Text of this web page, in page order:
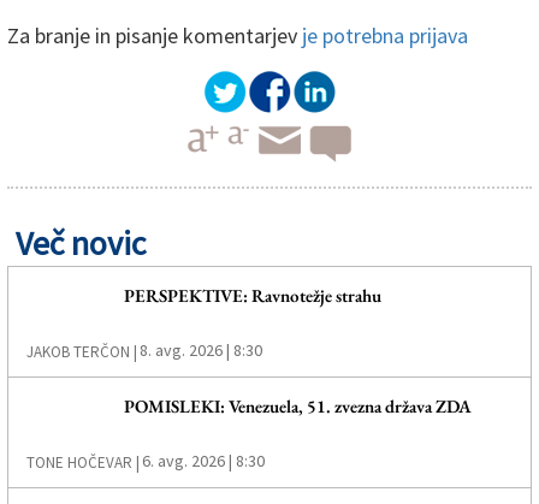
Za branje in pisanje komentarjev je potrebna prijava
Več novic
PERSPEKTIVE: Ravnotežje strahu
JAKOB TERČON | 8. avg. 2026 | 8:30
POMISLEKI: Venezuela, 51. zvezna država ZDA
TONE HOČEVAR | 6. avg. 2026 | 8:30